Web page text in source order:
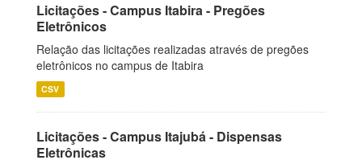
Licitações - Campus Itabira - Pregões
Eletrônicos
Relação das licitações realizadas através de pregões
eletrônicos no campus de Itabira
CSV
Licitações - Campus Itajubá - Dispensas
Eletrônicas